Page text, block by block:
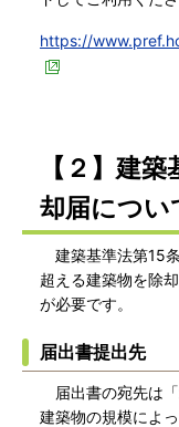
https://
【２】建
却届につい
建築基準法第15
超える建築物を除
が必要です。
届出書提出先
届出書の宛先は「
建築物の規模によ